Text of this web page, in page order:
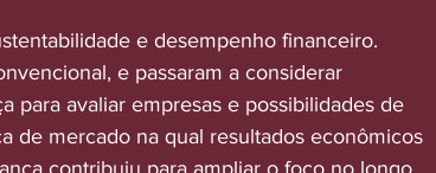
e desempenho financeiro.
e passaram a considerar
para avaliar empresas e possibilidades de
de mercado na qual resultados econômicos
contribuiu para ampliar o foco no longo